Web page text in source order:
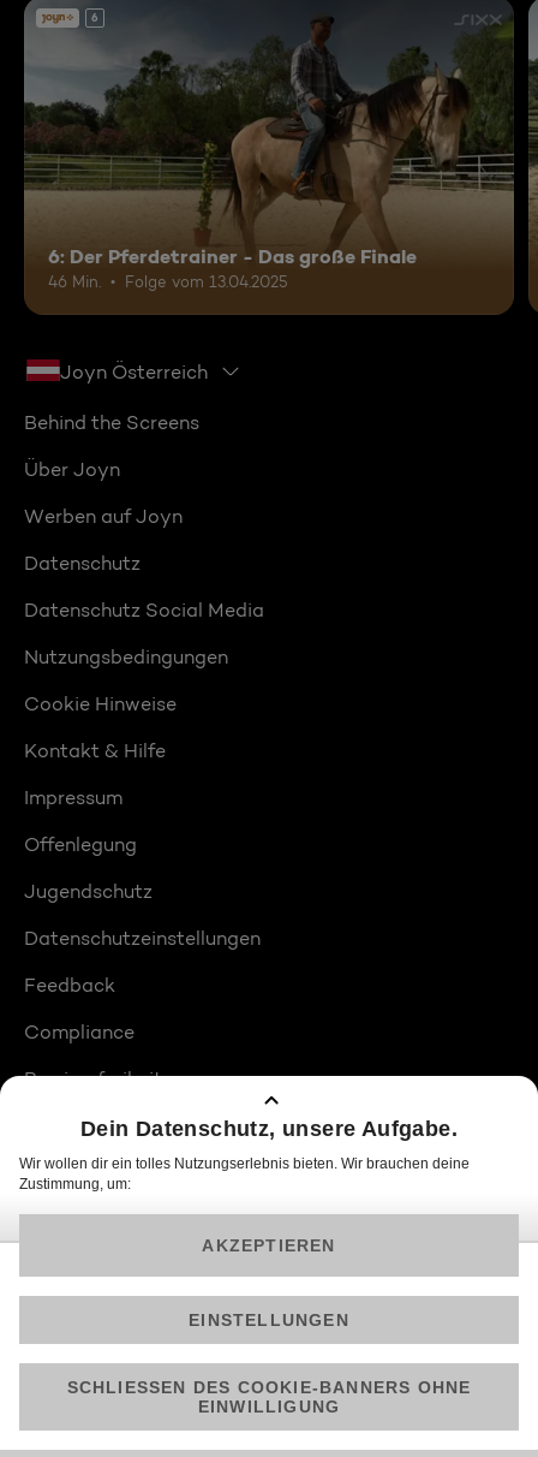
6
6: Der Pferdetrainer - Das große Finale
46 Min. Folge vom 13.04.2025
Joyn Österreich
Behind the Screens
Über Joyn
Werben auf Joyn
Datenschutz
Datenschutz Social Media
Nutzungsbedingungen
Cookie Hinweise
Kontakt & Hilfe
Impressum
Offenlegung
Jugendschutz
Datenschutzeinstellungen
Feedback
Compliance
Barrierefreiheit
Produktplatzierungen